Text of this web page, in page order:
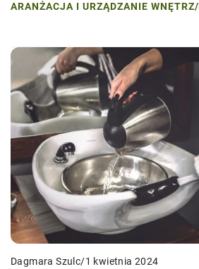
ARANŻACJA I URZĄDZANIE WNĘTRZ/
Dagmara Szulc/1 kwietnia 2024